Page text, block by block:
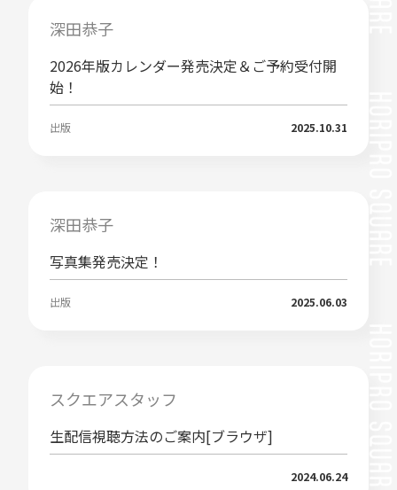
深田恭子
2026年版カレンダー発売決定＆ご予約受付開
始！
出版 2025.10.31
深田恭子
写真集発売決定！
出版 2025.06.03
スクエアスタッフ
生配信視聴方法のご案内[ブラウザ]
2024.06.24